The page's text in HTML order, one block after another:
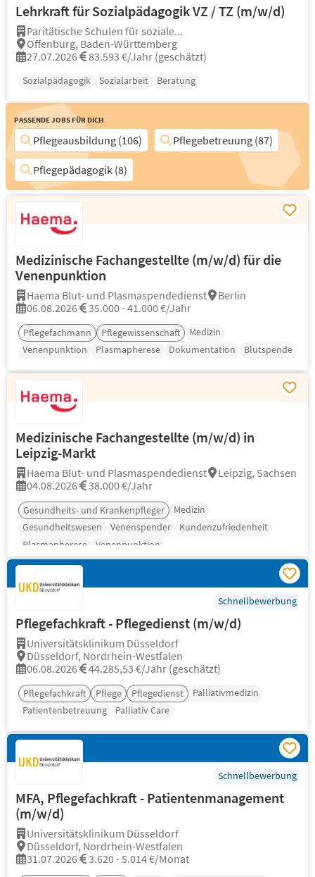
Lehrkraft für Sozialpädagogik VZ / TZ (m/w/d)
Paritätische Schulen für soziale...
Offenburg, Baden-Württemberg
27.07.2026
83.593 €/Jahr (geschätzt)
Sozialpädagogik Sozialarbeit Beratung
Passende Jobs für Dich
Pflegeausbildung (106)
Pflegebetreuung (87)
Pflegepädagogik (8)
Medizinische Fachangestellte (m/w/d) für die
Venenpunktion
Haema Blut- und Plasmaspendedienst
Berlin
06.08.2026
35.000 - 41.000 €/Jahr
Pflegefachmann Pflegewissenschaft
Medizin
Venenpunktion
Plasmapherese Dokumentation Blutspende
Medizinische Fachangestellte (m/w/d) in
Leipzig-Markt
Haema Blut- und Plasmaspendedienst
Leipzig, Sachsen
04.08.2026
38.000 €/Jahr
Gesundheits- und Krankenpfleger
Medizin
Gesundheitswesen
Venenspender
Kundenzufriedenheit
Plasmapherese
Venenpunktion
Schnellbewerbung
Pflegefachkraft - Pflegedienst (m/w/d)
Universitätsklinikum Düsseldorf
Düsseldorf, Nordrhein-Westfalen
06.08.2026
44.285,53 €/Jahr (geschätzt)
Pflegefachkraft Pflege Pflegedienst
Palliativmedizin
Patientenbetreuung
Palliativ Care
Schnellbewerbung
MFA, Pflegefachkraft - Patientenmanagement
(m/w/d)
Universitätsklinikum Düsseldorf
Düsseldorf, Nordrhein-Westfalen
31.07.2026
3.620 - 5.014 €/Monat